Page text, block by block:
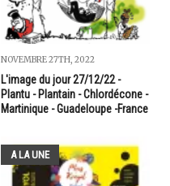
NOVEMBRE 27TH, 2022
L'image du jour 27/12/22 -
Plantu - Plantain - Chlordécone -
Martinique - Guadeloupe -France
A LA UNE